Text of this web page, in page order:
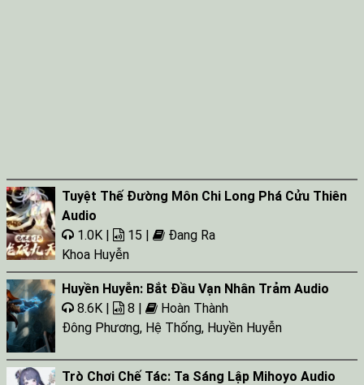
Tuyệt Thế Đường Môn Chi Long Phá Cửu Thiên
Audio
1.0K |
15 |
Đang Ra
Khoa Huyễn
Huyền Huyễn: Bắt Đầu Vạn Nhân Trảm Audio
8.6K |
8 |
Hoàn Thành
Đông Phương, Hệ Thống, Huyền Huyễn
Trò Chơi Chế Tác: Ta Sáng Lập Mihoyo Audio